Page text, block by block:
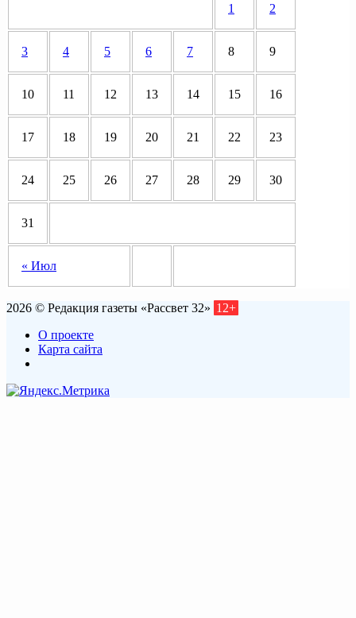
« Июл
1 2
3 4 5 6 7 8 9
10 11 12 13 14 15 16
17 18 19 20 21 22 23
24 25 26 27 28 29 30
31
2026 © Редакция газеты «Рассвет 32» 12+
О проекте
Карта сайта